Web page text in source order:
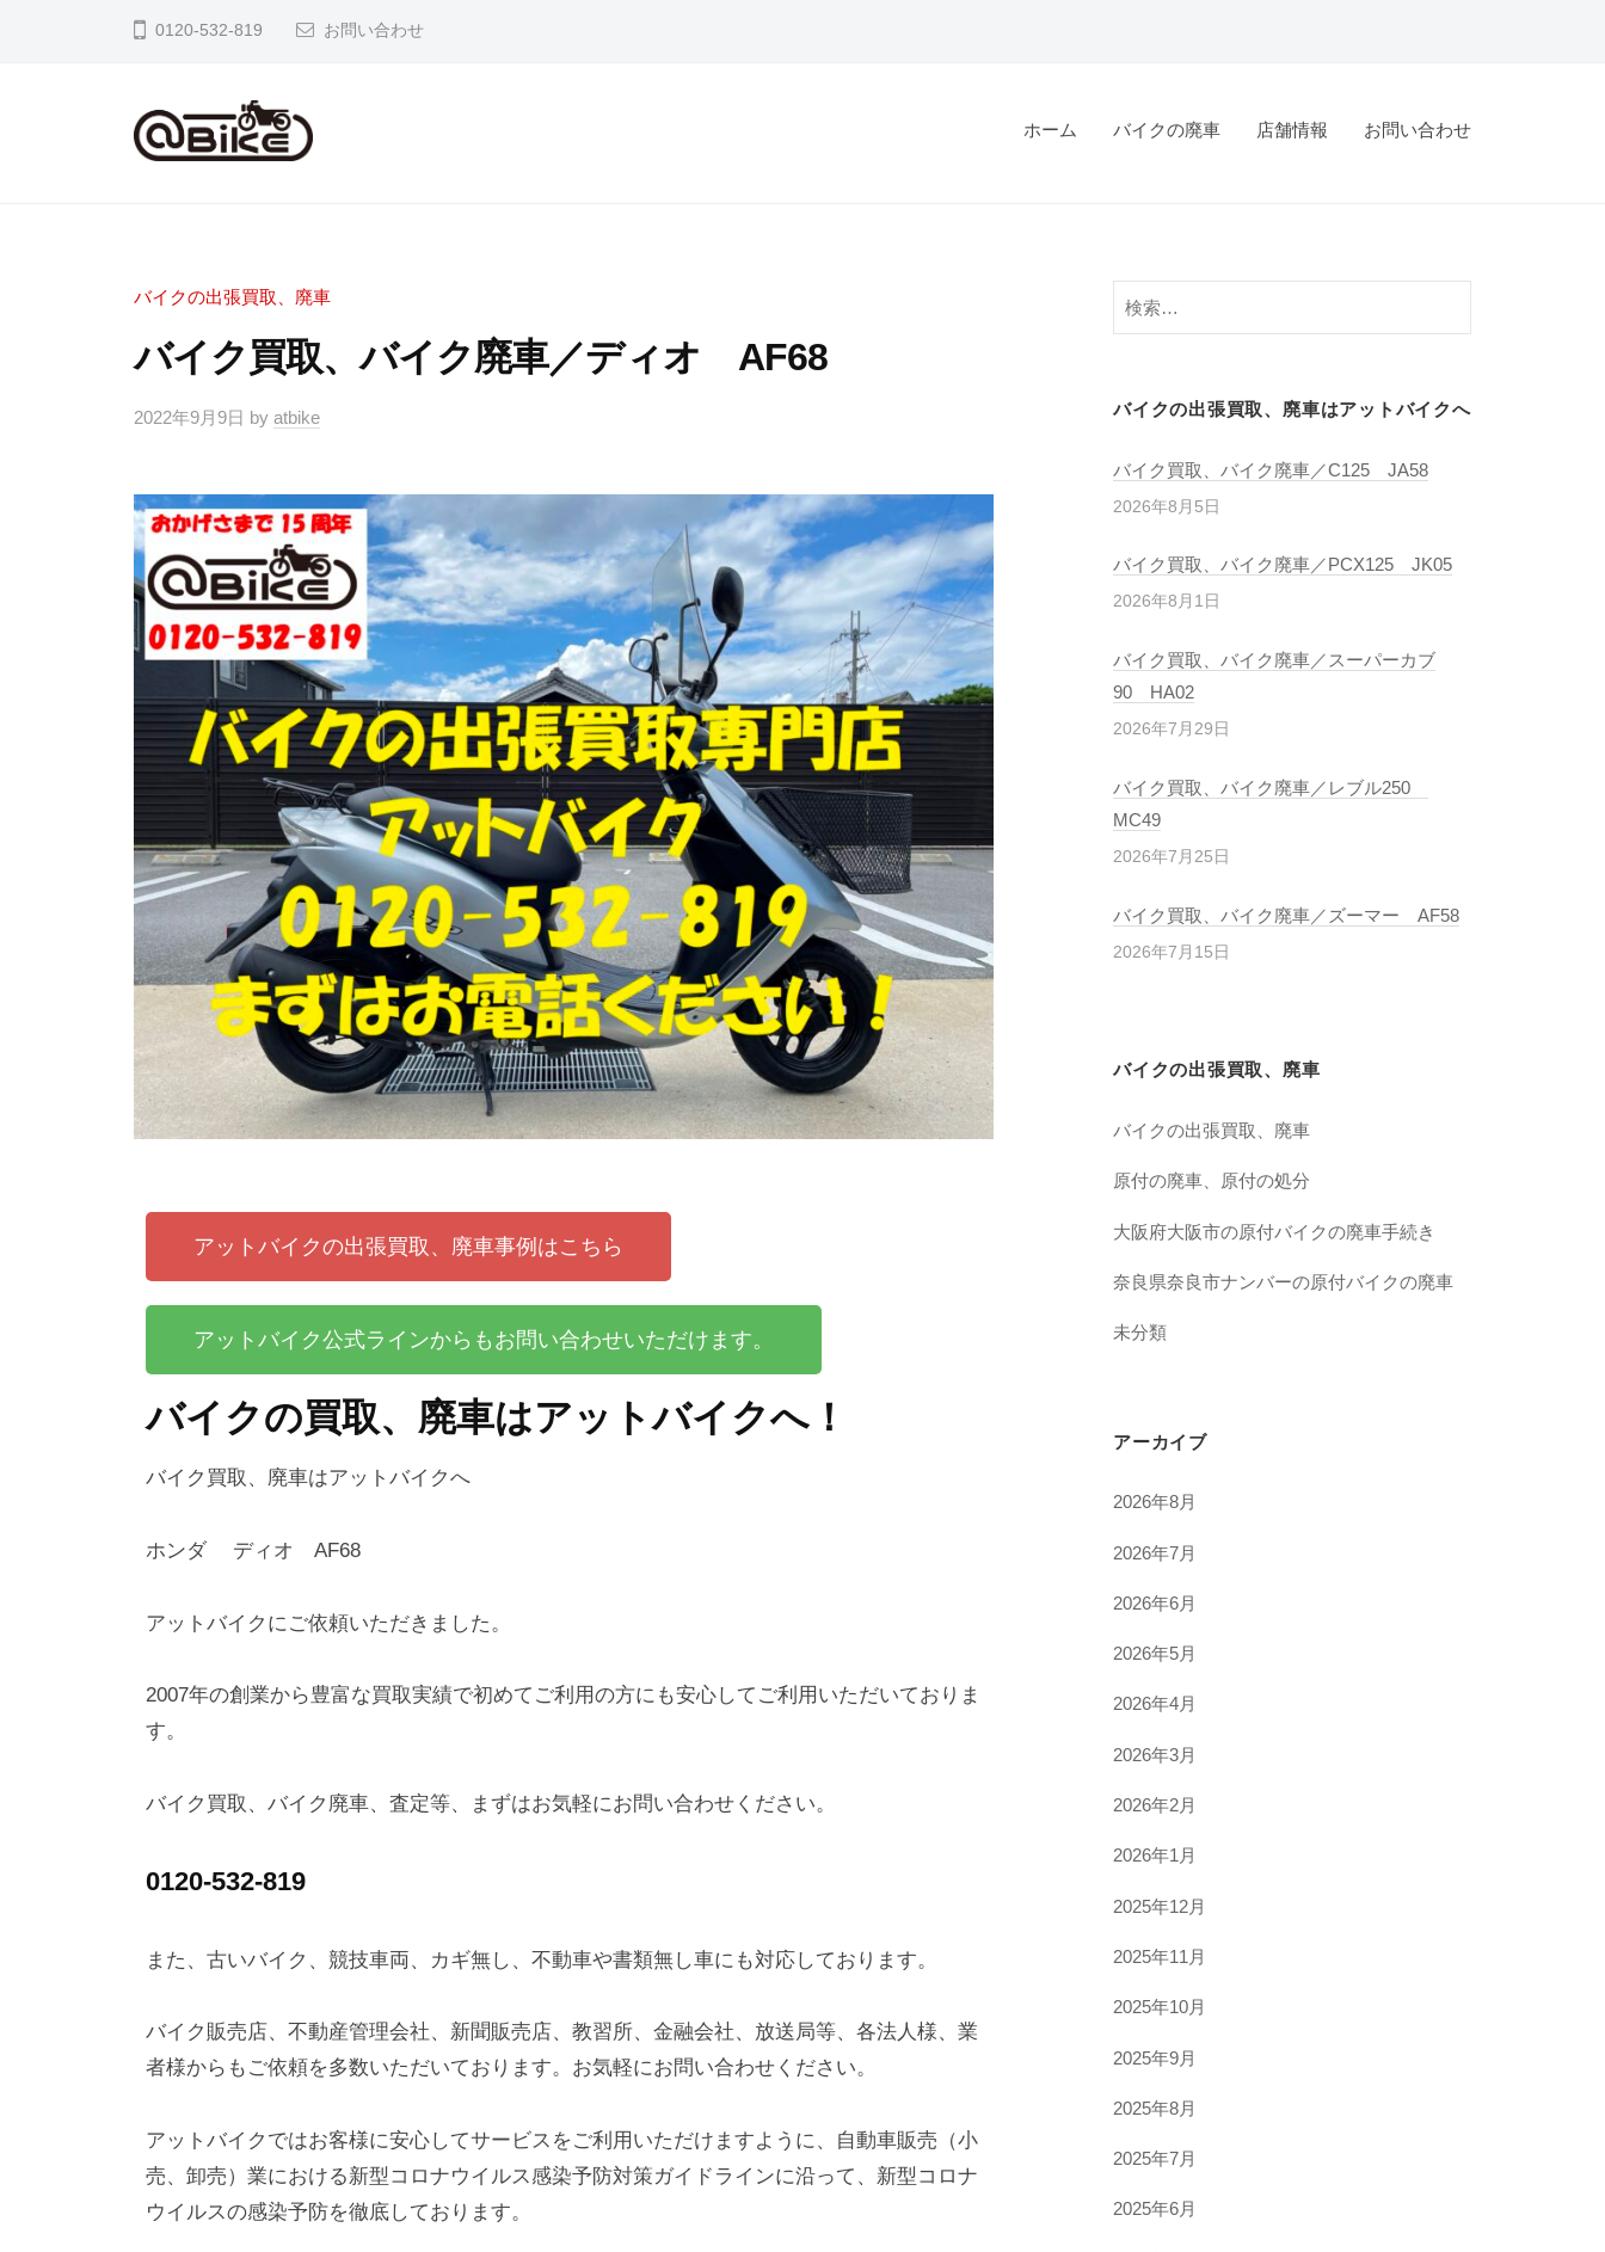
0120-532-819 お問い合わせ
の
張
買
専
門
店
ア
ッ
ト
バ
イ
ク
阪
内
バ
イ
ク
出
張
買
取
り
・
引
取
り
・
車
ホーム バイクの廃車 店舗情報 お問い合わせ
バイクの出張買取、廃車
バイク買取、バイク廃車／ディオ AF68
2022年9月9日 by atbike
アットバイクの出張買取、廃車事例はこちら
アットバイク公式ラインからもお問い合わせいただけます。
バイクの買取、廃車はアットバイクへ！
バイク買取、廃車はアットバイクへ
ホンダ ディオ AF68
アットバイクにご依頼いただきました。
2007年の創業から豊富な買取実績で初めてご利用の方にも安心してご利用いただいておりま
す。
バイク買取、バイク廃車、査定等、まずはお気軽にお問い合わせください。
0120-532-819
また、古いバイク、競技車両、カギ無し、不動車や書類無し車にも対応しております。
バイク販売店、不動産管理会社、新聞販売店、教習所、金融会社、放送局等、各法人様、業
者様からもご依頼を多数いただいております。お気軽にお問い合わせください。
アットバイクではお客様に安心してサービスをご利用いただけますように、自動車販売（小
売、卸売）業における新型コロナウイルス感染予防対策ガイドラインに沿って、新型コロナ
ウイルスの感染予防を徹底しております。
バイクの出張買取、廃車はアットバイクへ
バイク買取、バイク廃車／C125 JA58
2026年8月5日
バイク買取、バイク廃車／PCX125 JK05
2026年8月1日
バイク買取、バイク廃車／スーパーカブ
90 HA02
2026年7月29日
バイク買取、バイク廃車／レブル250
MC49
2026年7月25日
バイク買取、バイク廃車／ズーマー AF58
2026年7月15日
バイクの出張買取、廃車
バイクの出張買取、廃車
原付の廃車、原付の処分
大阪府大阪市の原付バイクの廃車手続き
奈良県奈良市ナンバーの原付バイクの廃車
未分類
アーカイブ
2026年8月
2026年7月
2026年6月
2026年5月
2026年4月
2026年3月
2026年2月
2026年1月
2025年12月
2025年11月
2025年10月
2025年9月
2025年8月
2025年7月
2025年6月
イ
出
張
門
ア
ト
イ
ク